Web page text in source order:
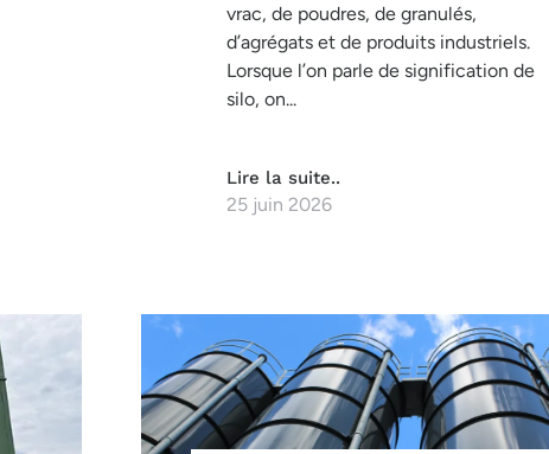
vrac, de poudres, de granulés,
d’agrégats et de produits industriels.
Lorsque l’on parle de signification de
silo, on...
Lire la suite..
25 juin 2026